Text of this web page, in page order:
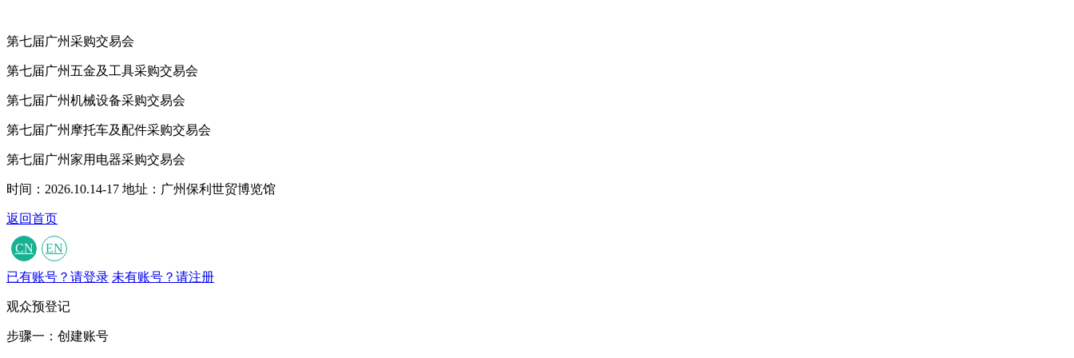
第七届广州采购交易会
第七届广州五金及工具采购交易会
第七届广州机械设备采购交易会
第七届广州摩托车及配件采购交易会
第七届广州家用电器采购交易会
时间：2026.10.14-17 地址：广州保利世贸博览馆
返回首页
CN EN
已有账号？请登录 未有账号？请注册
观众预登记
步骤一：创建账号